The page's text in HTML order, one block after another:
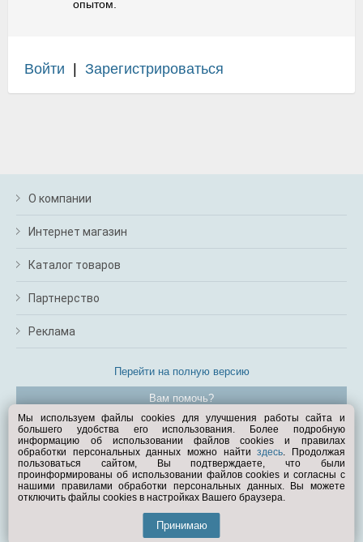
опытом.
Войти Зарегистрироваться
О компании
Интернет магазин
Каталог товаров
Партнерство
Реклама
Перейти на полную версию
Вам помочь?
© Exist.ru 1998—2026
Мы используем файлы cookies для улучшения работы сайта и
большего удобства его использования. Более подробную
информацию об использовании файлов cookies и правилах
обработки персональных данных можно найтиздесь. Продолжая
пользоваться сайтом, Вы подтверждаете, что были
проинформированы об использовании файлов cookies и согласны с
нашими правилами обработки персональных данных. Вы можете
отключить файлы cookies в настройках Вашего браузера.
Принимаю